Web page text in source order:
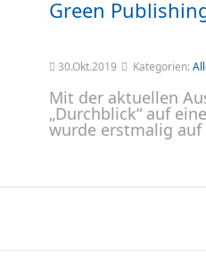
Green
30.Okt.2019 Kategorien:
Mit der aktuellen
„Durchblick“ auf
wurde erstmalig